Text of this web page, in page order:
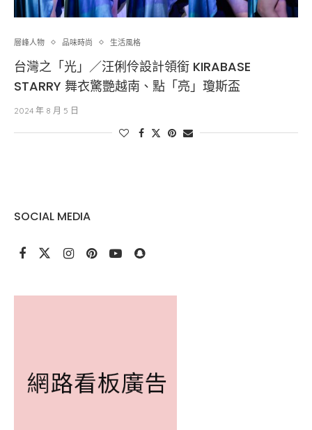
層峰⼈物 品味時尚 生活風格
台灣之「光」／汪俐伶設計領銜 KIRABASE
STARRY 舞衣驚艷越南、點「亮」瓊斯盃
2024 年 8 月 5 日
SOCIAL MEDIA